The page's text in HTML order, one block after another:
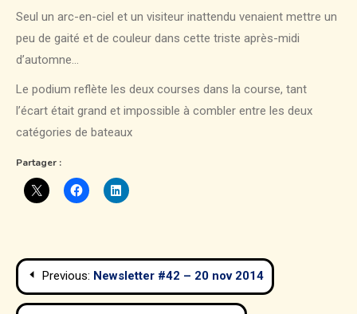
Seul un arc-en-ciel et un visiteur inattendu venaient mettre un
peu de gaité et de couleur dans cette triste après-midi
d’automne…
Le podium reflète les deux courses dans la course, tant
l’écart était grand et impossible à combler entre les deux
catégories de bateaux
Partager :
Navigation
de
Previous: Newsletter #42 – 20 nov 2014